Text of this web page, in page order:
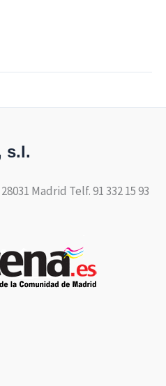
s.l.
Madrid Telf. 91 332 15 93